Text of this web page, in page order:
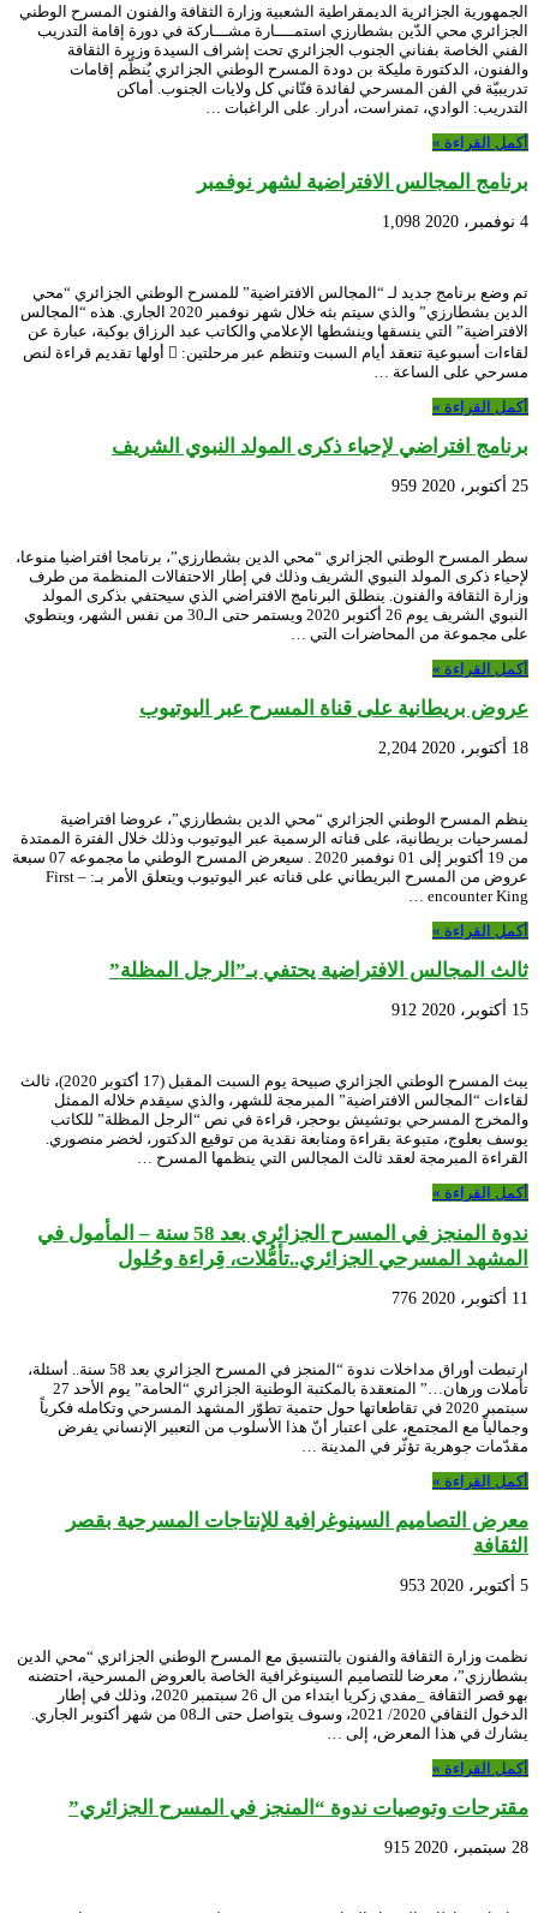
الجمهورية الجزائرية الديمقراطية الشعبية وزارة الثقافة والفنون المسرح الوطني
الجزائري محي الدّين بشطارزي استمــــارة مشـــاركة في دورة إقامة التدريب
الفني الخاصة بفناني الجنوب الجزائري تحت إشراف السيدة وزيرة الثقافة
والفنون، الدكتورة مليكة بن دودة المسرح الوطني الجزائري يٌنظّم إقامات
تدريبيّة في الفن المسرحي لفائدة فنّاني كل ولايات الجنوب. أماكن
التدريب: الوادي، تمنراست، أدرار. على الراغبات …
أكمل القراءة »
برنامج المجالس الافتراضية لشهر نوفمبر
4 نوفمبر، 2020 1,098
تم وضع برنامج جديد لـ “المجالس الافتراضية” للمسرح الوطني الجزائري “محي
الدين بشطارزي” والذي سيتم بثه خلال شهر نوفمبر 2020 الجاري. هذه “المجالس
الافتراضية” التي ينسقها وينشطها الإعلامي والكاتب عبد الرزاق بوكبة، عبارة عن
لقاءات أسبوعية تنعقد أيام السبت وتنظم عبر مرحلتين:  أولها تقديم قراءة لنص
مسرحي على الساعة …
أكمل القراءة »
برنامج افتراضي لإحياء ذكرى المولد النبوي الشريف
25 أكتوبر، 2020 959
سطر المسرح الوطني الجزائري “محي الدين بشطارزي”، برنامجا افتراضيا منوعا،
لإحياء ذكرى المولد النبوي الشريف وذلك في إطار الاحتفالات المنظمة من طرف
وزارة الثقافة والفنون. ينطلق البرنامج الافتراضي الذي سيحتفي بذكرى المولد
النبوي الشريف يوم 26 أكتوبر 2020 ويستمر حتى الـ30 من نفس الشهر، وينطوي
على مجموعة من المحاضرات التي …
أكمل القراءة »
عروض بريطانية على قناة المسرح عبر اليوتيوب
18 أكتوبر، 2020 2,204
ينظم المسرح الوطني الجزائري “محي الدين بشطارزي”، عروضا افتراضية
لمسرحيات بريطانية، على قناته الرسمية عبر اليوتيوب وذلك خلال الفترة الممتدة
من 19 أكتوبر إلى 01 نوفمبر 2020 . سيعرض المسرح الوطني ما مجموعه 07 سبعة
عروض من المسرح البريطاني على قناته عبر اليوتيوب ويتعلق الأمر بـ: – First
encounter King …
أكمل القراءة »
ثالث المجالس الافتراضية يحتفي بـ”الرجل المظلة”
15 أكتوبر، 2020 912
يبث المسرح الوطني الجزائري صبيحة يوم السبت المقبل (17 أكتوبر 2020)، ثالث
لقاءات “المجالس الافتراضية” المبرمجة للشهر، والذي سيقدم خلاله الممثل
والمخرج المسرحي بوتشيش بوحجر، قراءة في نص “الرجل المظلة” للكاتب
يوسف بعلوج، متبوعة بقراءة ومتابعة نقدية من توقيع الدكتور، لخضر منصوري.
القراءة المبرمجة لعقد ثالث المجالس التي ينظمها المسرح …
أكمل القراءة »
ندوة المنجز في المسرح الجزائري بعد 58 سنة – المأمول في
المشهد المسرحي الجزائري..تأمُّلات، قِراءة وحُلول
11 أكتوبر، 2020 776
ارتبطت أوراق مداخلات ندوة “المنجز في المسرح الجزائري بعد 58 سنة.. أسئلة،
تأملات ورهان…” المنعقدة بالمكتبة الوطنية الجزائري “الحامة” يوم الأحد 27
سبتمبر 2020 في تقاطعاتها حول حتمية تطوّر المشهد المسرحي وتكامله فكرياً
وجمالياً مع المجتمع، على اعتبار أنّ هذا الأسلوب من التعبير الإنساني يفرض
مقدّمات جوهرية تؤثّر في المدينة …
أكمل القراءة »
معرض التصاميم السينوغرافية للإنتاجات المسرحية بقصر
الثقافة
5 أكتوبر، 2020 953
نظمت وزارة الثقافة والفنون بالتنسيق مع المسرح الوطني الجزائري “محي الدين
بشطارزي”، معرضا للتصاميم السينوغرافية الخاصة بالعروض المسرحية، احتضنه
بهو قصر الثقافة _مفدي زكريا ابتداء من ال 26 سبتمبر 2020، وذلك في إطار
الدخول الثقافي 2020/ 2021، وسوف يتواصل حتى الـ08 من شهر أكتوبر الجاري.
يشارك في هذا المعرض، إلى …
أكمل القراءة »
مقترحات وتوصيات ندوة “المنجز في المسرح الجزائري”
28 سبتمبر، 2020 915